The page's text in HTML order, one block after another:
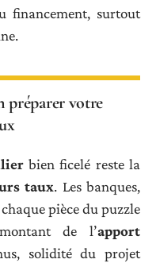
financement, surtout
préparer votre
bien ficelé reste la
taux. Les banques,
pièce du puzzle
de l’apport
solidité du projet